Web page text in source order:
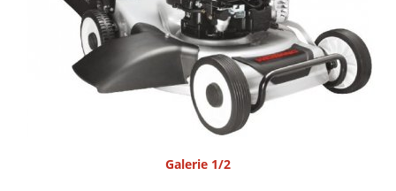
Galerie 1/2